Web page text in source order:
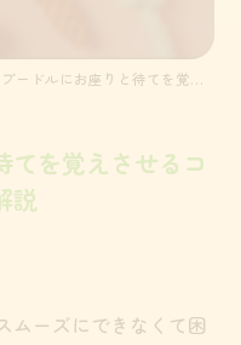
ドルにお座りと待てを覚えさせるコツと実践ステップを徹底解説
てを覚えさせるコ
説
ムーズにできなくて困